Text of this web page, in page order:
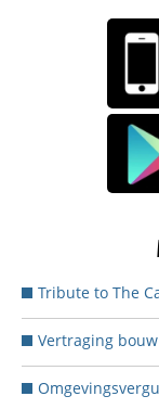
Tribute to The
Vertraging